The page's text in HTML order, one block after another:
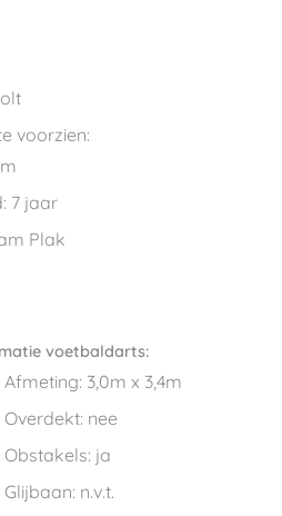
voorzien:
7 jaar
Plak
voetbaldarts:
Afmeting: 3,0m x 3,4m
Overdekt: nee
Obstakels: ja
Glijbaan: n.v.t.